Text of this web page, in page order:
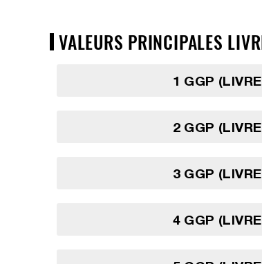
VALEURS PRINCIPALES
1 GGP
2 GGP
3 GGP
4 GGP